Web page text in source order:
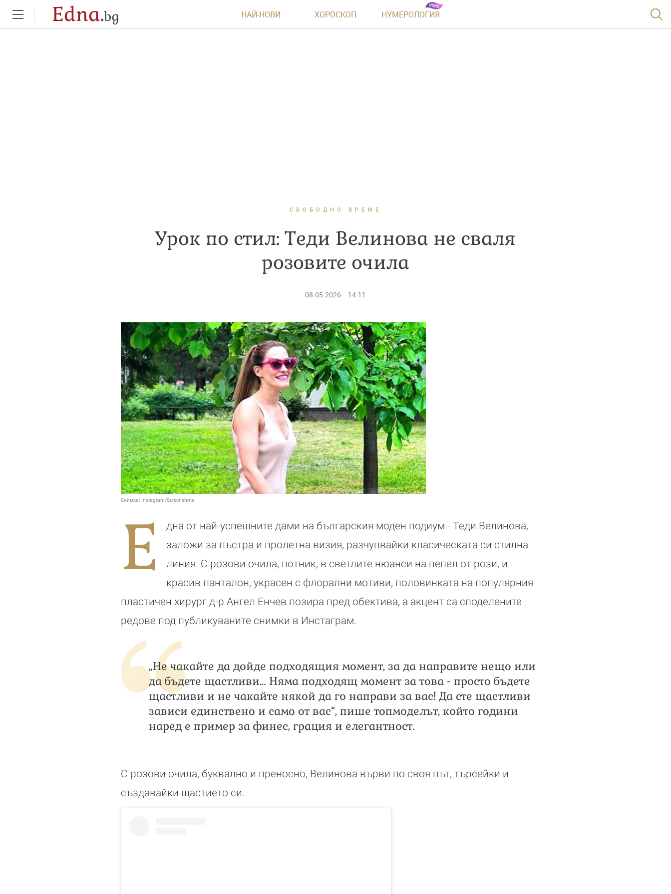
Edna.bg НАЙ-НОВИ ХОРОСКОП НУМЕРОЛОГИЯ
СВОБОДНО ВРЕМЕ
Урок по стил: Теди Велинова не сваля
розовите очила
08.05.2026 14:11
Снимка: Instagram/Screenshots
Е
дна от най-успешните дами на българския моден подиум - Теди Велинова,
заложи за пъстра и пролетна визия, разчупвайки класическата си стилна
линия. С розови очила, потник, в светлите нюанси на пепел от рози, и
красив панталон, украсен с флорални мотиви, половинката на популярния
пластичен хирург д-р Ангел Енчев позира пред обектива, а акцент са споделените
редове под публикуваните снимки в Инстаграм.
„Не чакайте да дойде подходящия момент, за да направите нещо или
да бъдете щастливи… Няма подходящ момент за това - просто бъдете
щастливи и не чакайте някой да го направи за вас! Да сте щастливи
зависи единствено и само от вас“, пише топмоделът, който години
наред е пример за финес, грация и елегантност.
С розови очила, буквално и преносно, Велинова върви по своя път, търсейки и
създавайки щастието си.